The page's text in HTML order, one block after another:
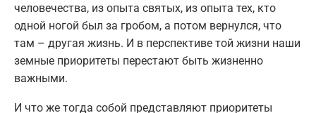
человечества, из опыта святых, из опыта тех, кто
одной ногой был за гробом, а потом вернулся, что
там – другая жизнь. И в перспективе той жизни наши
земные приоритеты перестают быть жизненно
важными.
И что же тогда собой представляют приоритеты